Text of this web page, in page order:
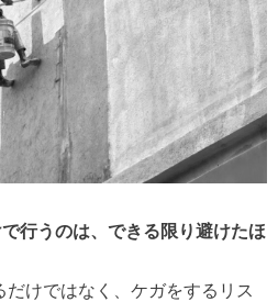
行うのは、できる限り避けたほ
けではなく、ケガをするリス